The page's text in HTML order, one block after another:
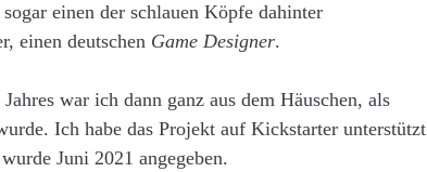
einen der schlauen Köpfe dahinter
einen deutschen Game Designer.
war ich dann ganz aus dem Häuschen, als
Ich habe das Projekt auf Kickstarter unterstützt
Juni 2021 angegeben.